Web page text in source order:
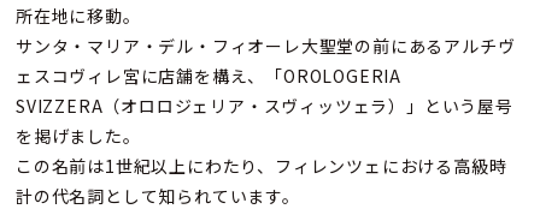
所在地に移動。
サンタ・マリア・デル・フィオーレ大聖堂の前にあるアルチヴ
ェスコヴィレ宮に店舗を構え、「OROLOGERIA
SVIZZERA（オロロジェリア・スヴィッツェラ）」という屋号
を掲げました。
この名前は1世紀以上にわたり、フィレンツェにおける高級時
計の代名詞として知られています。